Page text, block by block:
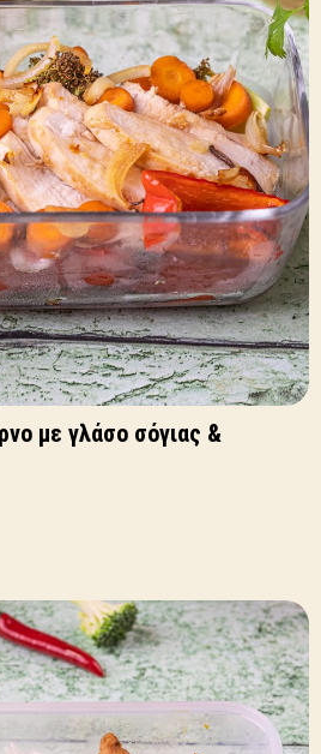
με γλάσο σόγιας &